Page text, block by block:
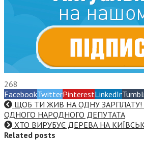
268
FacebookTwitterPinterestLinkedIn
ЩОБ ТИ ЖИВ НА ОДНУ ЗАРПЛАТУ!
ОДНОГО НАРОДНОГО ДЕПУТАТА
ХТО ВИРУБУЄ ДЕРЕВА НА
Related posts